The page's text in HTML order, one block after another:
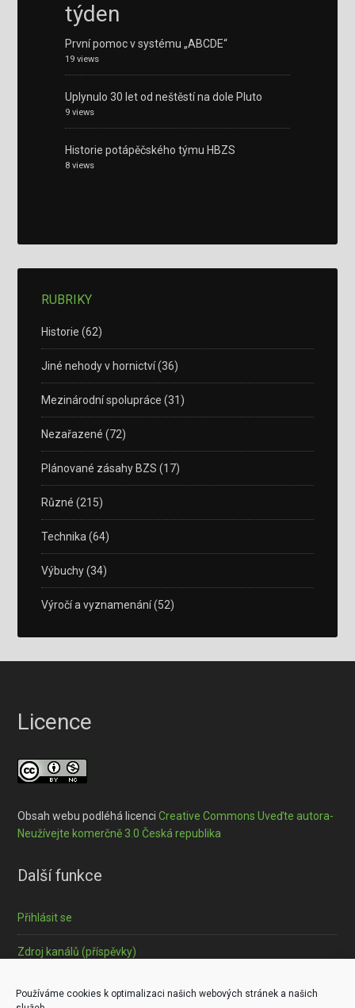
Používáme cookies k optimalizaci našich webových stránek a našich
týden
První pomoc v systému „ABCDE“
19 views
Uplynulo 30 let od neštěstí na dole Pluto
9 views
Historie potápěčského týmu HBZS
8 views
RUBRIKY
Historie (62)
Jiné nehody v hornictví(36)
Mezinárodní spolupráce (31)
Nezařazené (72)
Plánované zásahy BZS (17)
Různé (215)
Technika (64)
Výbuchy(34)
Výročí a vyznamenání(52)
Licence
Obsah webu podléhá licenciCreative Commons Uveďte autora-
Neužívejte komerčně 3.0 Česká republika
Další funkce
Přihlásit se
Zdroj kanálů (příspěvky)